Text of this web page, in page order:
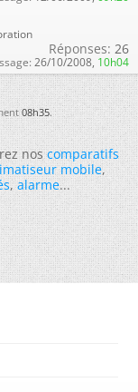
Réponses: 26
26/10/2008, 10h04
08h35.
noscomparatifs
mobile,
,alarme...